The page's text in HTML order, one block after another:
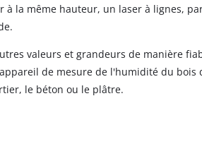
la même hauteur, un laser à lignes,
valeurs et grandeurs de manière
de mesure de l'humidité du bois
le béton ou le plâtre.